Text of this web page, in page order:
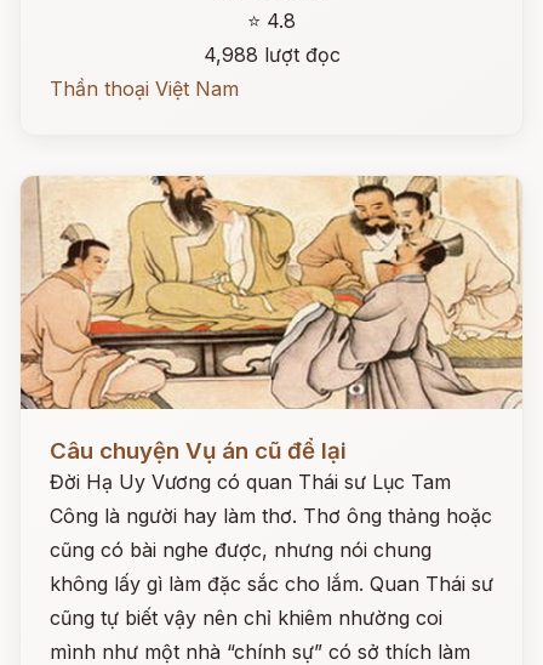
⭐ 4.8
4,988 lượt đọc
Thần thoại Việt Nam
Câu chuyện Vụ án cũ để lại
Đời Hạ Uy Vương có quan Thái sư Lục Tam
Công là người hay làm thơ. Thơ ông thảng hoặc
cũng có bài nghe được, nhưng nói chung
không lấy gì làm đặc sắc cho lắm. Quan Thái sư
cũng tự biết vậy nên chỉ khiêm nhường coi
mình như một nhà “chính sự” có sở thích làm